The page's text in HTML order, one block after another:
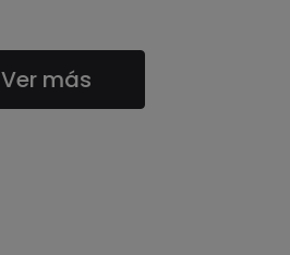
Ver más